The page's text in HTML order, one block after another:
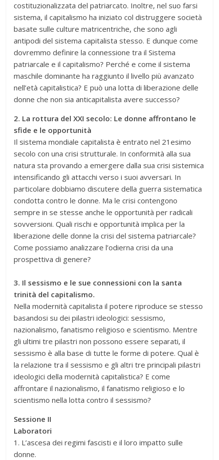
costituzionalizzata del patriarcato. Inoltre, nel suo farsi
sistema, il capitalismo ha iniziato col distruggere società
basate sulle culture matricentriche, che sono agli
antipodi del sistema capitalista stesso. E dunque come
dovremmo definire la connessione tra il Sistema
patriarcale e il capitalismo? Perché e come il sistema
maschile dominante ha raggiunto il livello più avanzato
nell’età capitalistica? E può una lotta di liberazione delle
donne che non sia anticapitalista avere successo?
2. La rottura del XXI secolo: Le donne affrontano le
sfide e le opportunità
Il sistema mondiale capitalista è entrato nel 21esimo
secolo con una crisi strutturale. In conformità alla sua
natura sta provando a emergere dalla sua crisi sistemica
intensificando gli attacchi verso i suoi avversari. In
particolare dobbiamo discutere della guerra sistematica
condotta contro le donne. Ma le crisi contengono
sempre in se stesse anche le opportunità per radicali
sovversioni. Quali rischi e opportunità implica per la
liberazione delle donne la crisi del sistema patriarcale?
Come possiamo analizzare l’odierna crisi da una
prospettiva di genere?
3. Il sessismo e le sue connessioni con la santa
trinità del capitalismo.
Nella modernità capitalista il potere riproduce se stesso
basandosi su dei pilastri ideologici: sessismo,
nazionalismo, fanatismo religioso e scientismo. Mentre
gli ultimi tre pilastri non possono essere separati, il
sessismo è alla base di tutte le forme di potere. Qual è
la relazione tra il sessismo e gli altri tre principali pilastri
ideologici della modernità capitalistica? E come
affrontare il nazionalismo, il fanatismo religioso e lo
scientismo nella lotta contro il sessismo?
Sessione II
Laboratori
1. L’ascesa dei regimi fascisti e il loro impatto sulle
donne.